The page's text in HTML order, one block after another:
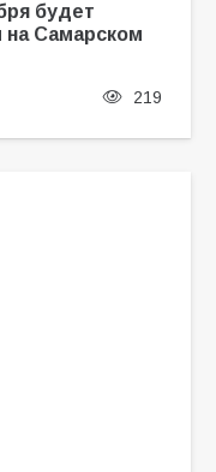
будет
на Самарском
219